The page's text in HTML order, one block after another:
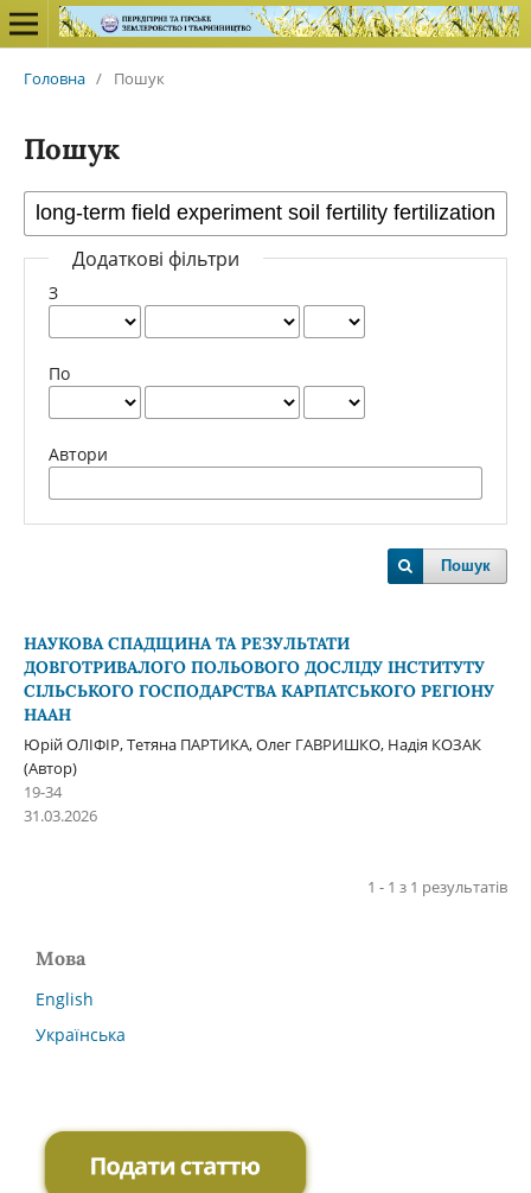
Головна / Пошук
Пошук
Додаткові фільтри
З
По
Автори
Пошук
НАУКОВА СПАДЩИНА ТА РЕЗУЛЬТАТИ
ДОВГОТРИВАЛОГО ПОЛЬОВОГО ДОСЛІДУ ІНСТИТУТУ
СІЛЬСЬКОГО ГОСПОДАРСТВА КАРПАТСЬКОГО РЕГІОНУ
НААН
Юрій ОЛІФІР, Тетяна ПАРТИКА, Олег ГАВРИШКО, Надія КОЗАК
(Автор)
19-34
31.03.2026
1 - 1 з 1 результатів
Мова
English
Українська